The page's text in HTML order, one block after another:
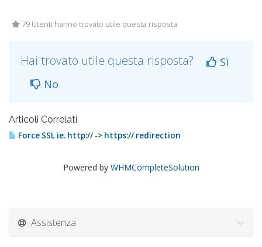
79 Utenti hanno trovato utile questa risposta
Hai trovato utile questa risposta?
Sì
No
Articoli Correlati
Force SSL ie. http:// -> https:// redirection
Powered by WHMCompleteSolution
Assistenza